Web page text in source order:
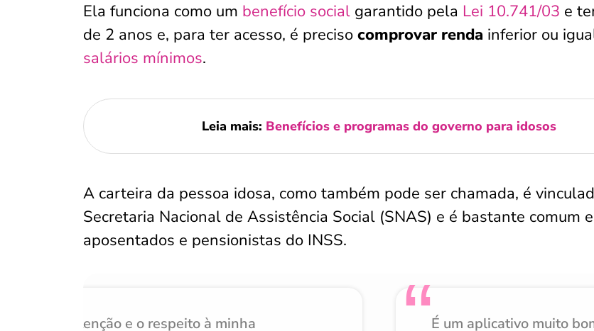
Ela funciona como um benefício social garantido pela Lei 10.741/03 e
de 2 anos e, para ter acesso, é preciso comprovar renda inferior ou
salários mínimos.
Leia mais: Benefícios e programas do governo para idosos
A carteira da pessoa idosa, como também pode ser chamada, é
Secretaria Nacional de Assistência Social (SNAS) e é bastante comum
aposentados e pensionistas do INSS.
Atenção e o respeito à minha
É um aplicativo muito